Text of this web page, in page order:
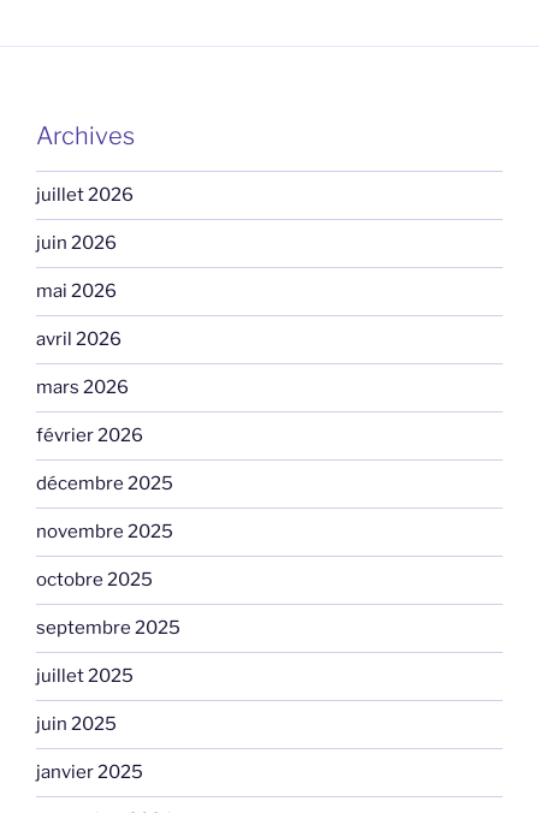
Archives
juillet 2026
juin 2026
mai 2026
avril 2026
mars 2026
février 2026
décembre 2025
novembre 2025
octobre 2025
septembre 2025
juillet 2025
juin 2025
janvier 2025